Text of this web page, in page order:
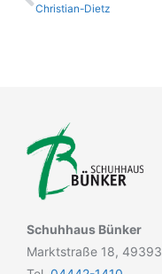
Christian-Dietz
Schuhhaus Bünker
Marktstraße 18, 49393